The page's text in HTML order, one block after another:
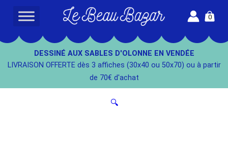
L
e
B
e
a
u
B
0
DESSINÉ AUX SABLES D'OLONNE EN VENDÉE
LIVRAISON OFFERTE dès 3 affiches (30x40 ou 50x70) ou à partir
de 70€ d'achat
🔍